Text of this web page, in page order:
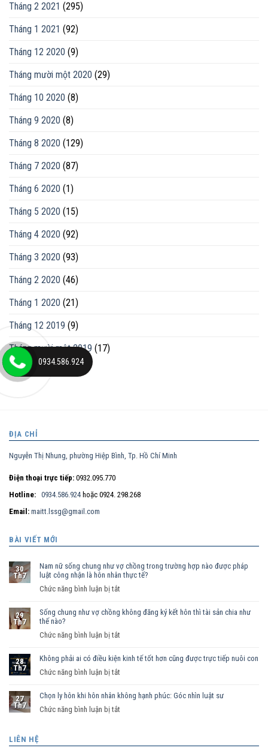
Tháng 2 2021 (295)
Tháng 1 2021 (92)
Tháng 12 2020 (9)
Tháng mười một 2020 (29)
Tháng 10 2020 (8)
Tháng 9 2020 (8)
Tháng 8 2020 (129)
Tháng 7 2020 (87)
Tháng 6 2020 (1)
Tháng 5 2020 (15)
Tháng 4 2020 (92)
Tháng 3 2020 (93)
Tháng 2 2020 (46)
Tháng 1 2020 (21)
Tháng 12 2019 (9)
Tháng mười một 2019 (17)
ĐỊA CHỈ
Nguyễn Thị Nhung, phường Hiệp Bình, Tp. Hồ Chí Minh
Điện thoại trực tiếp: 0932.095.770
Hotline: 0934.586.924 hoặc 0924. 298.268
Email: maitt.lssg@gmail.com
BÀI VIẾT MỚI
30
Th7
Nam nữ sống chung như vợ chồng trong trường hợp nào được pháp
luật công nhận là hôn nhân thực tế?
Chức năng bình luận bị tắt
nữ
vợ
trường
pháp
29
Th7
Sống chung như vợ chồng không đăng ký kết hôn thì tài sản chia như
thế nào?
Chức năng bình luận bị tắt
chung
chồng
28
Th7
Không phải ai có điều kiện kinh tế tốt hơn cũng được trực tiếp nuôi con
Chức năng bình luận bị tắt
phải
kiện
27
Th7
Chọn ly hôn khi hôn nhân không hạnh phúc: Góc nhìn luật sư
Chức năng bình luận bị tắt
hôn
LIÊN HỆ
0934.586.924